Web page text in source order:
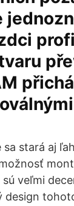
sa stará aj
veľmi
design